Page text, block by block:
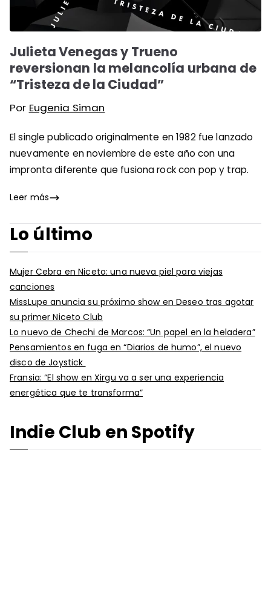
Julieta Venegas y Trueno
reversionan la melancolía urbana de
“Tristeza de la Ciudad”
Por Eugenia Siman
El single publicado originalmente en 1982 fue lanzado
nuevamente en noviembre de este año con una
impronta diferente que fusiona rock con pop y trap.
Leer más
Lo último
Mujer Cebra en Niceto: una nueva piel para viejas
canciones
MissLupe anuncia su próximo show en Deseo tras agotar
su primer Niceto Club
Lo nuevo de Chechi de Marcos: “Un papel en la heladera”
Pensamientos en fuga en “Diarios de humo”, el nuevo
disco de Joystick
Fransia: “El show en Xirgu va a ser una experiencia
energética que te transforma”
Indie Club en Spotify